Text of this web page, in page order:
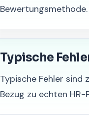
Bewertungsmethode.
Typische
Typische Fehler sind
Bezug zu echten HR-